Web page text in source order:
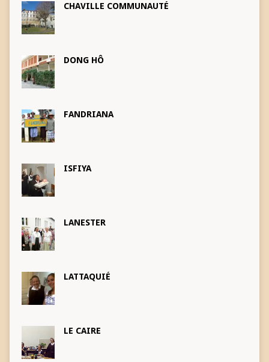
CHAVILLE COMMUNAUTÉ
DONG HÔ
FANDRIANA
ISFIYA
LANESTER
LATTAQUIÉ
LE CAIRE